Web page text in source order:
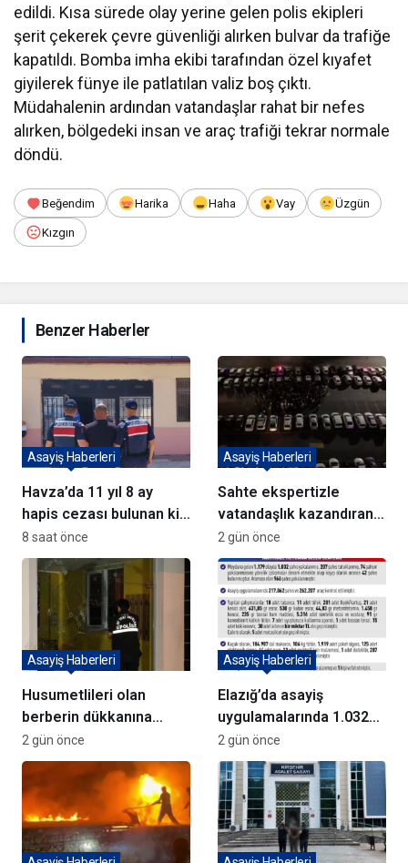
edildi. Kısa sürede olay yerine gelen polis ekipleri
şerit çekerek çevre güvenliği alırken bulvar da trafiğe
kapatıldı. Bomba imha ekibi tarafından özel kıyafet
giyilerek fünye ile patlatılan valiz boş çıktı.
Müdahalenin ardından vatandaşlar rahat bir nefes
alırken, bölgedeki insan ve araç trafiği tekrar normale
döndü.
Beğendim Harika Haha Vay Üzgün
Kızgın
Benzer Haberler
Havza’da 11 yıl 8 ay
hapis cezası bulunan kişi
yakalandı
Asayiş Haberleri
8 saat önce
Sahte ekspertizle
vatandaşlık kazandıran
72 şüpheli adliyeye sevk
edildi
Asayiş Haberleri
2 gün önce
Husumetlileri olan
berberin dükkanına
kurşun yağdırıp kaçtılar
Asayiş Haberleri
2 gün önce
Elazığ’da asayiş
uygulamalarında 1.032
kişi yakalandı
Asayiş Haberleri
2 gün önce